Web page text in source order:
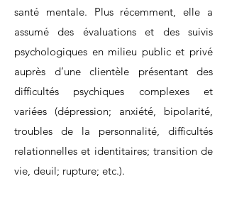
santé mentale. Plus récemment, elle a
assumé des évaluations et des suivis
psychologiques en milieu public et privé
auprès d’une clientèle présentant des
difficultés psychiques complexes et
variées (dépression; anxiété, bipolarité,
troubles de la personnalité, difficultés
relationnelles et identitaires; transition de
vie, deuil; rupture; etc.).